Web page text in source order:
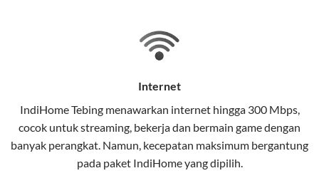
pengguna rumah dan bisnis.
stabil, dan memiliki berbagai pilihan paket IndiHome
Selain internet, layanan IndiHome juga mencakup TV
interaktif (IndiHome TV) dan telepon rumah dalam
satu paket.
Internet
IndiHome Tebing menawarkan internethingga 300 Mbps,
cocok untuk streaming, bekerja dan bermain game dengan
banyak perangkat. Namun, kecepatan maksimum bergantung
pada paket IndiHome yang dipilih.